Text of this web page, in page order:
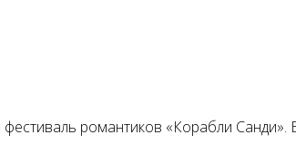
романтиков «Корабли